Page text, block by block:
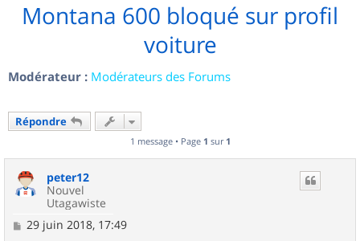
Montana 600 bloqué sur profil
voiture
Modérateur : Modérateurs des Forums
Répondre
1 message • Page 1 sur 1
peter12
Nouvel
Utagawiste
M
29 juin 2018, 17:49